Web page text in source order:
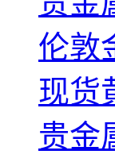
伦敦
现货
贵金